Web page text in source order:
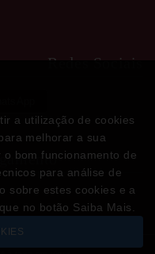
Redes Sociais
a utilização de cookies
melhorar a sua
bom funcionamento de
para análise de
sobre estes cookies e a
no botão Saiba Mais.